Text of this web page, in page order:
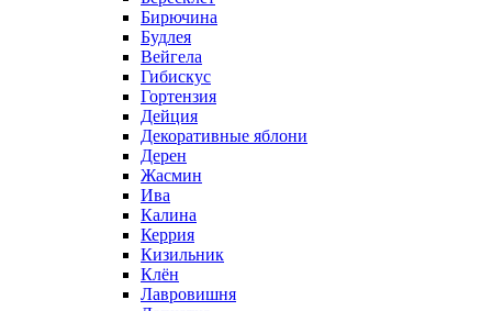
Бирючина
Будлея
Вейгела
Гибискус
Гортензия
Дейция
Декоративные яблони
Дерен
Жасмин
Ива
Калина
Керрия
Кизильник
Клён
Лавровишня